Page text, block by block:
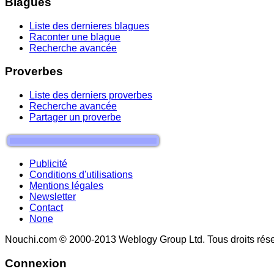
Liste des dernieres blagues
Raconter une blague
Recherche avancée
Proverbes
Liste des derniers proverbes
Recherche avancée
Partager un proverbe
Publicité
Conditions d'utilisations
Mentions légales
Newsletter
Contact
None
Nouchi.com © 2000-2013 Weblogy Group Ltd. Tous droits
Connexion